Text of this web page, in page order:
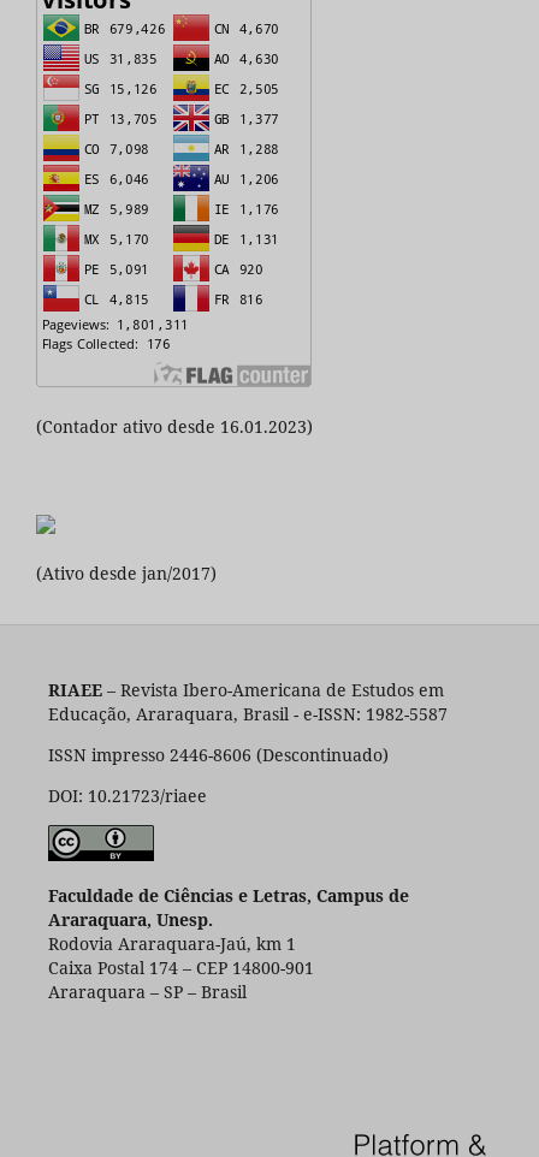
(Contador ativo desde 16.01.2023)
(Ativo desde jan/2017)
RIAEE– Revista Ibero-Americana de Estudos em
Educação, Araraquara, Brasil - e-ISSN: 1982-5587
ISSN impresso 2446-8606 (Descontinuado)
DOI: 10.21723/riaee
Faculdade de Ciências e Letras, Campus de
Araraquara, Unesp.
Rodovia Araraquara-Jaú, km 1
Caixa Postal 174 – CEP 14800-901
Araraquara – SP – Brasil